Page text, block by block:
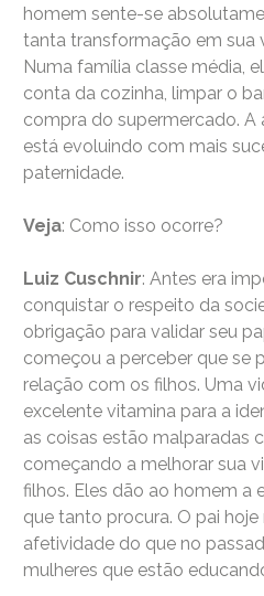
homem sente-se
tanta transformação em sua
Numa família classe média,
conta da cozinha, limpar o
compra do supermercado. A
está evoluindo com mais
paternidade.
Veja: Como isso ocorre?
Luiz Cuschnir: Antes era
conquistar o respeito da
obrigação para validar seu
começou a perceber que se
relação com os filhos. Uma
excelente vitamina para a
as coisas estão malparadas
começando a melhorar sua
filhos. Eles dão ao homem a
que tanto procura. O pai
afetividade do que no
mulheres que estão